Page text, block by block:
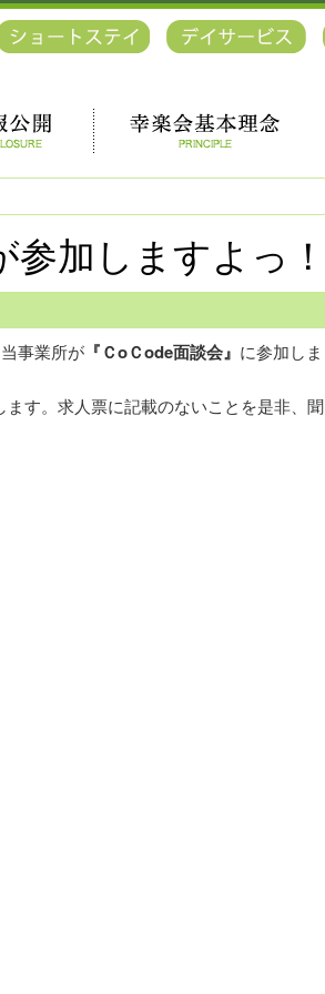
参加しますよっ！
事業所が 『ＣoＣode面談会』 に参加しま
す。求人票に記載のないことを是非、聞